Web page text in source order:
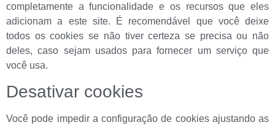
completamente a funcionalidade e os recursos que eles
adicionam a este site. É recomendável que você deixe
todos os cookies se não tiver certeza se precisa ou não
deles, caso sejam usados ​​para fornecer um serviço que
você usa.
Desativar cookies
Você pode impedir a configuração de cookies ajustando as